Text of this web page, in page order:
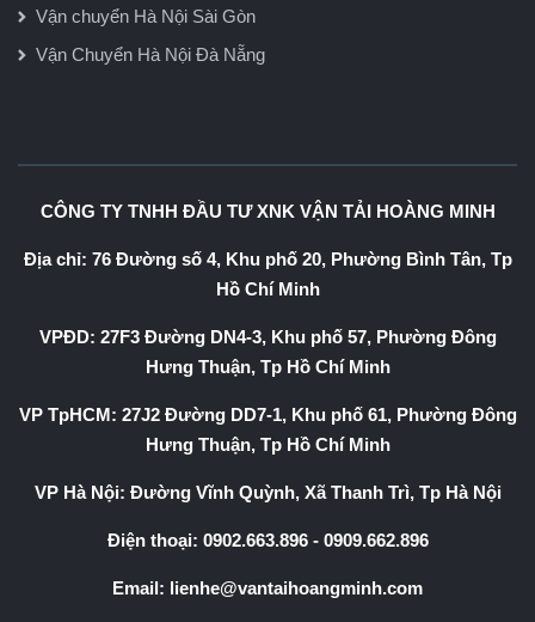
Vận chuyển Hà Nội Sài Gòn
Vận Chuyển Hà Nội Đà Nẵng
CÔNG TY TNHH ĐẦU TƯ XNK VẬN TẢI HOÀNG MINH
Địa chỉ: 76 Đường số 4, Khu phố 20, Phường Bình Tân, Tp
Hồ Chí Minh
VPĐD: 27F3 Đường DN4-3, Khu phố 57, Phường Đông
Hưng Thuận, Tp Hồ Chí Minh
VP TpHCM: 27J2 Đường DD7-1, Khu phố 61, Phường Đông
Hưng Thuận, Tp Hồ Chí Minh
VP Hà Nội: Đường Vĩnh Quỳnh, Xã Thanh Trì, Tp Hà Nội
Điện thoại: 0902.663.896- 0909.662.896
Email: lienhe@vantaihoangminh.com